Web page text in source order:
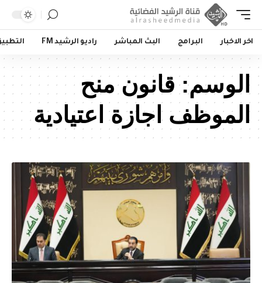
اخر الاخبار البرامج البث المباشر راديو الرشيد FM
الوسم:قانون منح
الموظف اجازة اعتيادية